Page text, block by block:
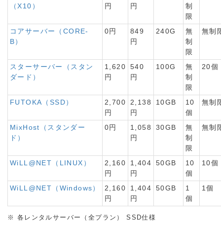
（X10）
円
円
制
限
コアサーバー（CORE-
B）
0円
849
円
240G
無
制
限
無制
スターサーバー（スタン
ダード）
1,620
円
540
円
100G
無
制
限
20個
FUTOKA（SSD）
2,700
円
2,138
円
10GB
10
個
無制
MixHost（スタンダー
ド）
0円
1,058
円
30GB
無
制
限
無制
WiLL@NET（LINUX）
2,160
円
1,404
円
50GB
10
個
10個
WiLL@NET（Windows）
2,160
円
1,404
円
50GB
1
個
1個
※ 各レンタルサーバー（全プラン） SSD仕様